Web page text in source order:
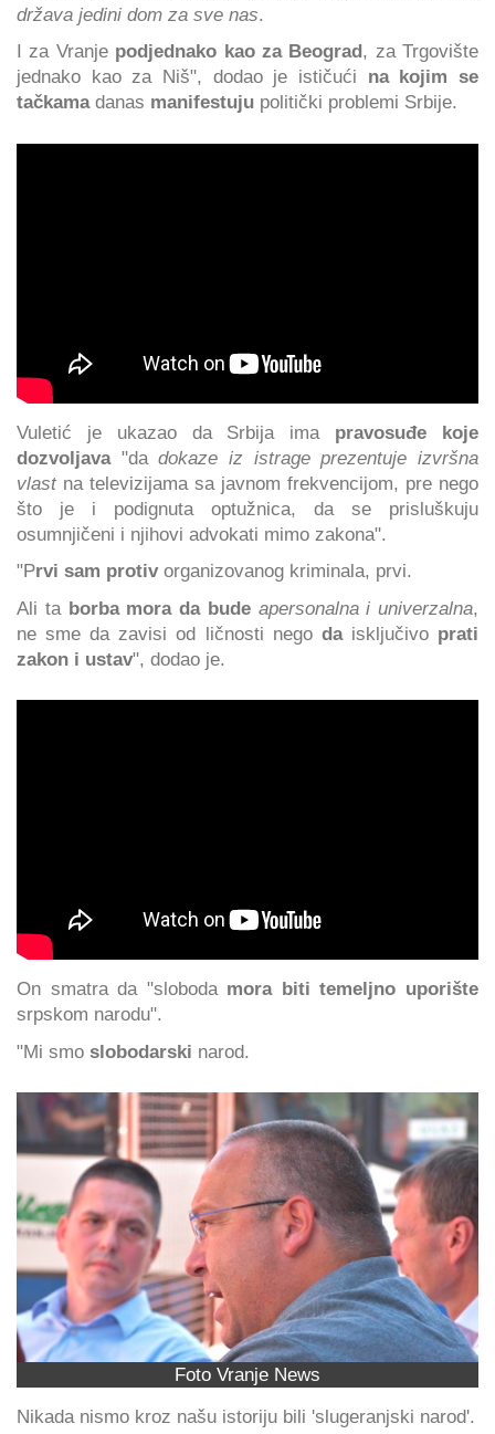
država jedini dom za sve nas
I za Vranje podjednako kao za Beograd, za Trgovište
jednako kao za Niš", dodao je ističući na kojim se
tačkamadanas manifestuju politički problemi Srbije.
Vuletić je ukazao da Srbija ima pravosuđe koje
dozvoljava"dadokaze iz istrage prezentuje izvršna
vlastna televizijama sa javnom frekvencijom, pre nego
što je i podignuta optužnica, da se prisluškuju
osumnjičeni i njihovi advokati mimo zakona".
"Prvi sam protiv organizovanog kriminala, prvi.
Ali ta borba mora da bude apersonalna i univerzalna,
ne sme da zavisi od ličnosti negoda isključivoprati
zakon i ustav", dodao je.
On smatra da "sloboda mora biti temeljno uporište
srpskom narodu".
"Mi smo slobodarski narod.
Foto Vranje News
Nikada nismo kroz našu istoriju bili 'slugeranjski narod'.